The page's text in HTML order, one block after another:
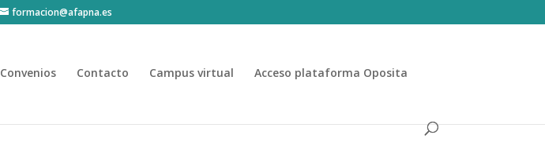
formacion@afapna.es
Convenios Contacto Campus virtual Acceso plataforma Oposita